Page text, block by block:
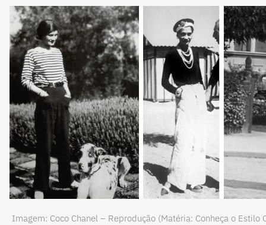
Imagem: Coco Chanel – Reprodução (Matéria: Conheça o Estilo